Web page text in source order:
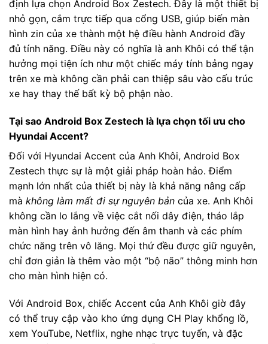
định lựa chọn Android Box Zestech. Đây là một thiết bị
nhỏ gọn, cắm trực tiếp qua cổng USB, giúp biến màn
hình zin của xe thành một hệ điều hành Android đầy
đủ tính năng. Điều này có nghĩa là anh Khôi có thể tận
hưởng mọi tiện ích như một chiếc máy tính bảng ngay
trên xe mà không cần phải can thiệp sâu vào cấu trúc
xe hay thay thế bất kỳ bộ phận nào.
Tại sao Android Box Zestech là lựa chọn tối ưu cho
Hyundai Accent?
Đối với Hyundai Accent của Anh Khôi, Android Box
Zestech thực sự là một giải pháp hoàn hảo. Điểm
mạnh lớn nhất của thiết bị này là khả năng nâng cấp
mà không làm mất đi sự nguyên bản của xe. Anh Khôi
không cần lo lắng về việc cắt nối dây điện, tháo lắp
màn hình hay ảnh hưởng đến âm thanh và các phím
chức năng trên vô lăng. Mọi thứ đều được giữ nguyên,
chỉ đơn giản là thêm vào một “bộ não” thông minh hơn
cho màn hình hiện có.
Với Android Box, chiếc Accent của Anh Khôi giờ đây
có thể truy cập vào kho ứng dụng CH Play khổng lồ,
xem YouTube, Netflix, nghe nhạc trực tuyến, và đặc